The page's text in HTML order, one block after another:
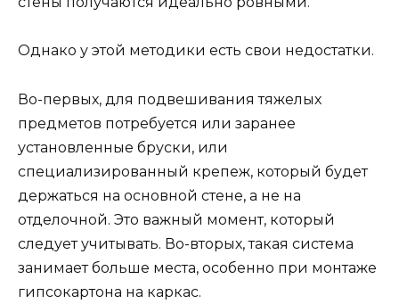
Однако у этой методики есть свои недостатки.
Во-первых, для подвешивания тяжелых
предметов потребуется или заранее
установленные бруски, или
специализированный крепеж, который будет
держаться на основной стене, а не на
отделочной. Это важный момент, который
следует учитывать. Во-вторых, такая система
занимает больше места, особенно при монтаже
гипсокартона на каркас.